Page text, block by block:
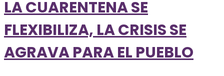
LA CUARENTENA SE
FLEXIBILIZA, LA CRISIS SE
AGRAVA PARA EL PUEBLO